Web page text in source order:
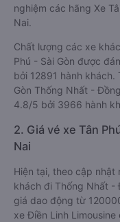
nghiệm các hãng Xe
Nai.
Chất lượng các xe
Phú - Sài Gòn được
bởi 12891 hành khách.
Gòn Thống Nhất -
4.8/5 bởi 3966 hành
2. Giá vé xe Tân
Nai
Hiện tại, theo cập nhật
khách đi Thống Nhất -
giá dao động từ
xe Điền Linh